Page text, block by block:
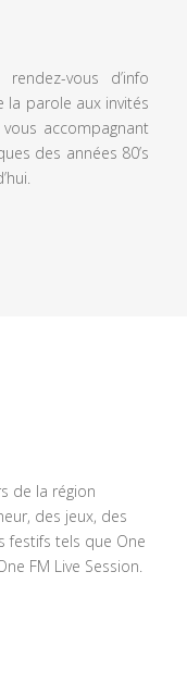
vous d’info
parole aux invités
accompagnant
des années 80’s
de la région
des jeux, des
festifs tels que One
FM Live Session.